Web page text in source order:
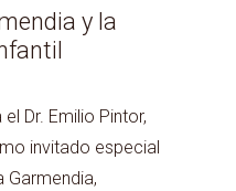
y la
Dr. Emilio Pintor,
invitado especial
Garmendia,